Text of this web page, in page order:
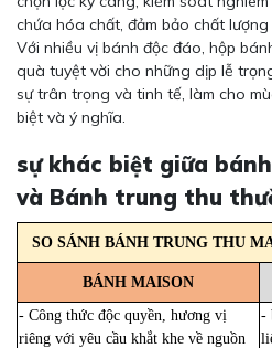
chứa hóa chất, đảm bảo chất
Với nhiều vị bánh độc đáo, hộp
quà tuyệt vời cho những dịp lễ
sự trân trọng và tinh tế, làm cho
biệt và ý nghĩa.
sự khác biệt giữa
và Bánh trung thu
SO SÁNH BÁNH TRUNG THU
BÁNH MAISON
- Công thức độc quyền, hương vị
riêng với yêu cầu khắt khe về nguồn
-